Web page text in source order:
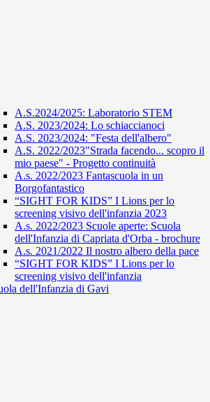
A.S.2024/2025: Laboratorio STEM
A.S. 2023/2024: Lo schiaccianoci
A.S. 2023/2024: "Festa dell'albero"
A.S. 2022/2023"Strada facendo... scopro il
mio paese" - Progetto continuità
A.s. 2022/2023 Fantascuola in un
Borgofantastico
“SIGHT FOR KIDS” I Lions per lo
screening visivo dell'infanzia 2023
A.s. 2022/2023 Scuole aperte: Scuola
dell'Infanzia di Capriata d'Orba - brochure
A.s. 2021/2022 Il nostro albero della pace
“SIGHT FOR KIDS” I Lions per lo
screening visivo dell'infanzia
dell'Infanzia di Gavi